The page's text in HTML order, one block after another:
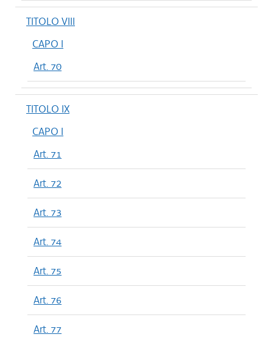
TITOLO VIII
CAPO I
Art. 70
TITOLO IX
CAPO I
Art. 71
Art. 72
Art. 73
Art. 74
Art. 75
Art. 76
Art. 77